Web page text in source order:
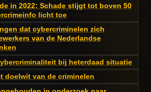
in 2022: Schade stijgt tot boven 50
licht toe
dat cybercriminelen zich
van de Nederlandse
bij heterdaad situatie
doelwit van de criminelen